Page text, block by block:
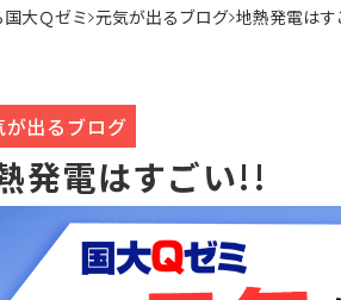
理英会アドバンスコース（小1～
トップ校特進コース（小5～6）
ことばの学校（小1～6）
小学英語YOM-TOX（小1～6）
個別学習コース（小1～高卒生）
Ｑゼミ+ コース（中1～3
Ｑゼミ+ コース（
大Ｑゼミ 元気が出るブログ 地熱発電はす
が出るブログ
発電はすごい!!